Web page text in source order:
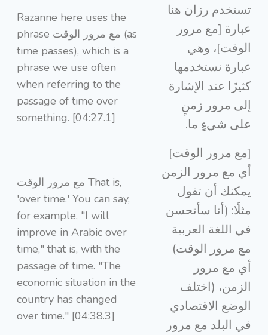
Razanne here uses the
phrase مع مرور الوقت (as
time passes), which is a
phrase we use often
when referring to the
passage of time over
something. [04:27.1]
تستخدم رزان هنا
عبارة [مع مرور
الوقت]، وهي
عبارة نستخدمها
كثيرًا عند الإشارة
إلى مرور زمنٍ
على شيءٍ ما.
مع مرور الوقت That is,
'over time.' You can say,
for example, "I will
improve in Arabic over
time," that is, with the
passage of time. "The
economic situation in the
country has changed
over time." [04:38.3]
[مع مرور الوقت]
أي مع مرور الزمن
يمكنك أن تقول
مثلًا: (أنا سأتحسن
في اللغة العربية
مع مرور الوقت)
أي مع مرور
الزمن، (اختلف
الوضع الاقتصادي
في البلد مع مرور